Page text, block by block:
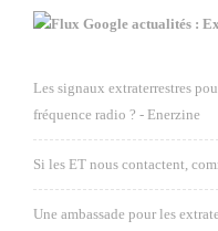
Google actualités :
Les signaux extraterrestres
fréquence radio ? - Enerzine
Si les ET nous contactent,
Une ambassade pour les